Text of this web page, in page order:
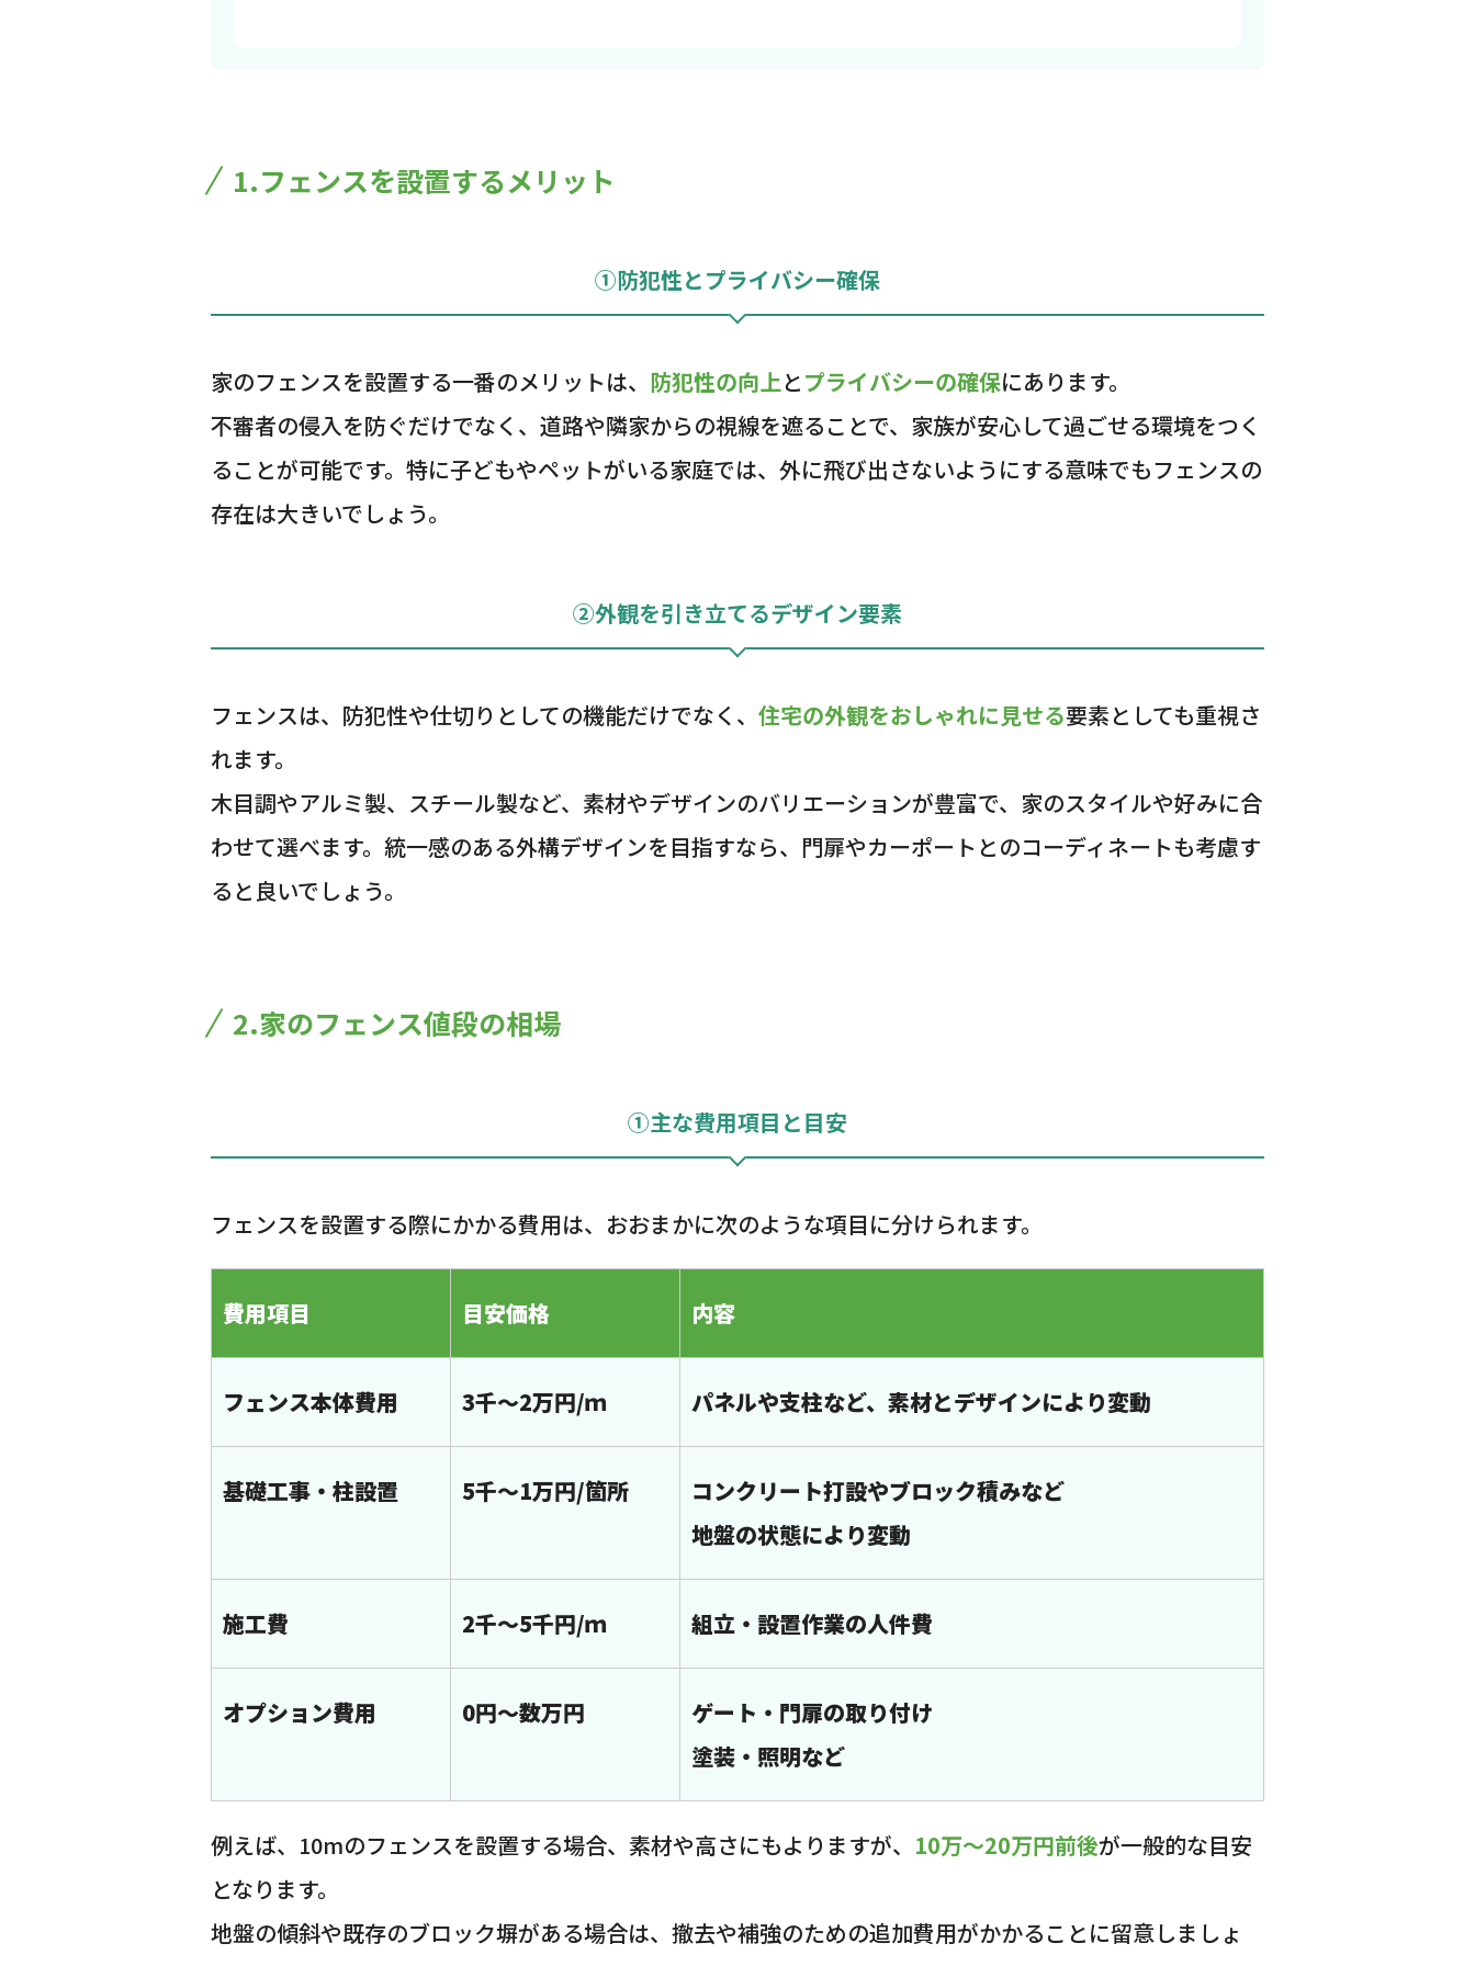
1.フェンスを設置するメリット
①防犯性とプライバシー確保
家のフェンスを設置する一番のメリットは、 防犯性の向上とプライバシーの確保にあります。
不審者の侵入を防ぐだけでなく、道路や隣家からの視線を遮ることで、家族が安心して過ごせる環境をつく
ることが可能です。特に子どもやペットがいる家庭では、外に飛び出さないようにする意味でもフェンスの
存在は大きいでしょう。
②外観を引き立てるデザイン要素
フェンスは、防犯性や仕切りとしての機能だけでなく、 住宅の外観をおしゃれに見せる要素としても重視さ
れます。
木目調やアルミ製、スチール製など、素材やデザインのバリエーションが豊富で、家のスタイルや好みに合
わせて選べます。統一感のある外構デザインを目指すなら、門扉やカーポートとのコーディネートも考慮す
ると良いでしょう。
2.家のフェンス値段の相場
①主な費用項目と目安
フェンスを設置する際にかかる費用は、おおまかに次のような項目に分けられます。
費用項目 目安価格 内容
フェンス本体費用 3千～2万円/ｍ パネルや支柱など、素材とデザインにより変動
基礎工事・柱設置 5千～1万円/箇所
コンクリート打設やブロック積みなど
地盤の状態により変動
施工費 2千～5千円/ｍ 組立・設置作業の人件費
オプション費用 0円～数万円
ゲート・門扉の取り付け
塗装・照明など
例えば、10mのフェンスを設置する場合、素材や高さにもよりますが、 10万～20万円前後が一般的な目安
となります。
地盤の傾斜や既存のブロック塀がある場合は、撤去や補強のための追加費用がかかることに留意しましょ